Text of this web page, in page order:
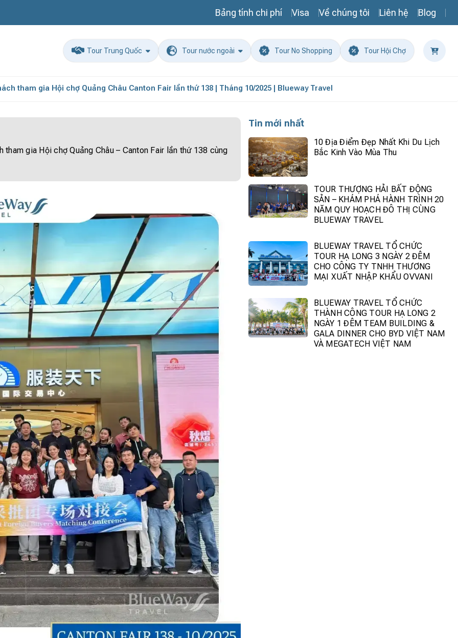
Bảng tính chi phí Visa Về chúng tôi Liên hệ Blog
Tour Trung Quốc Tour nước ngoài Tour No Shopping Tour Hội Chợ
tham gia Hội chợ Quảng Châu Canton Fair lần thứ 138 | Tháng 10/2025 | Blueway Travel
gia Hội chợ Quảng Châu – Canton Fair lần thứ 138 cùng
Tin mới nhất
10 Địa Điểm Đẹp Nhất Khi Du Lịch
Bắc Kinh Vào Mùa Thu
TOUR THƯỢNG HẢI BẤT ĐỘNG
SẢN – KHÁM PHÁ HÀNH TRÌNH 20
NĂM QUY HOẠCH ĐÔ THỊ CÙNG
BLUEWAY TRAVEL
BLUEWAY TRAVEL TỔ CHỨC
TOUR HẠ LONG 3 NGÀY 2 ĐÊM
CHO CÔNG TY TNHH THƯƠNG
MẠI XUẤT NHẬP KHẨU OVVANI
BLUEWAY TRAVEL TỔ CHỨC
THÀNH CÔNG TOUR HẠ LONG 2
NGÀY 1 ĐÊM TEAM BUILDING &
GALA DINNER CHO BYD VIỆT NAM
VÀ MEGATECH VIỆT NAM